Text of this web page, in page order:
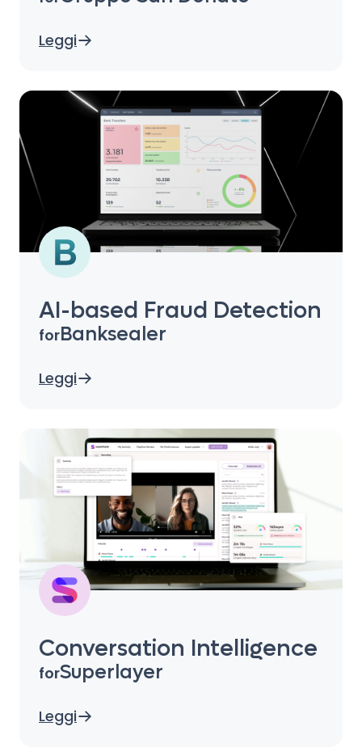
Leggi
AI-based Fraud Detection
forBanksealer
Leggi
Conversation Intelligence
forSuperlayer
Leggi